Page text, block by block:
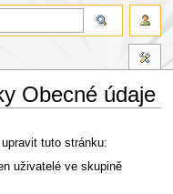
Obecné údaje
tuto stránku:
uživatelé ve skupině